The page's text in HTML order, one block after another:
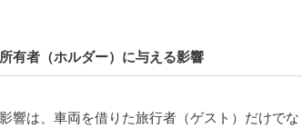
有者（ホルダー）に与える影響
響は、車両を借りた旅行者（ゲスト）だけでな